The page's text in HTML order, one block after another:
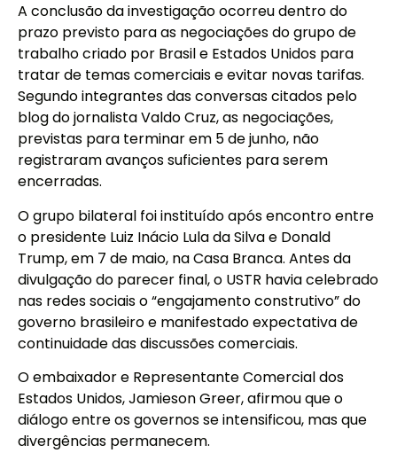
A conclusão da investigação ocorreu dentro do
prazo previsto para as negociações do grupo de
trabalho criado por Brasil e Estados Unidos para
tratar de temas comerciais e evitar novas tarifas.
Segundo integrantes das conversas citados pelo
blog do jornalista Valdo Cruz, as negociações,
previstas para terminar em 5 de junho, não
registraram avanços suficientes para serem
encerradas.
O grupo bilateral foi instituído após encontro entre
o presidente Luiz Inácio Lula da Silva e Donald
Trump, em 7 de maio, na Casa Branca. Antes da
divulgação do parecer final, o USTR havia celebrado
nas redes sociais o “engajamento construtivo” do
governo brasileiro e manifestado expectativa de
continuidade das discussões comerciais.
O embaixador e Representante Comercial dos
Estados Unidos, Jamieson Greer, afirmou que o
diálogo entre os governos se intensificou, mas que
divergências permanecem.